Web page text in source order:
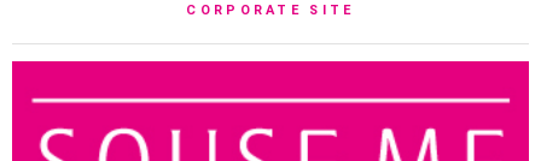
CORPORATE SITE